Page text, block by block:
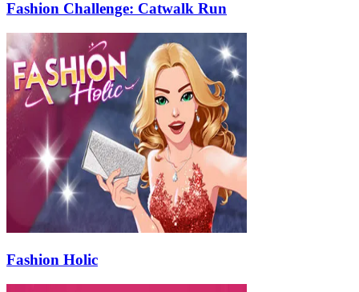
Fashion Challenge: Catwalk Run
Fashion Holic